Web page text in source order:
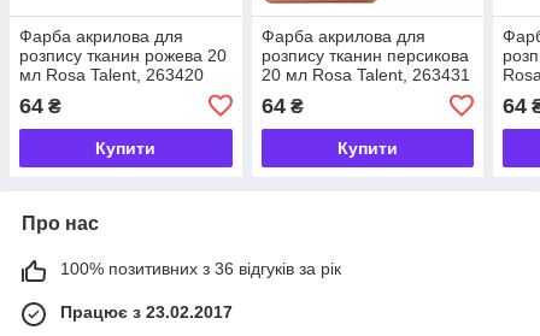
Фарба акрилова для
розпису тканин рожева 20
мл Rosa Talent, 263420
64 ₴
Купити
Фарба акрилова для
розпису тканин персикова
20 мл Rosa Talent, 263431
64₴
Купити
64
Про нас
100% позитивних з 36 відгуків за рік
Працює з 23.02.2017